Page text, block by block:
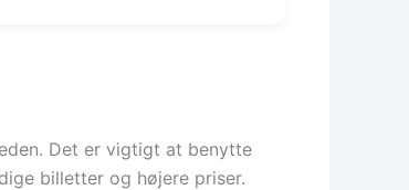
Det er vigtigt at benytte
billetter og højere priser.